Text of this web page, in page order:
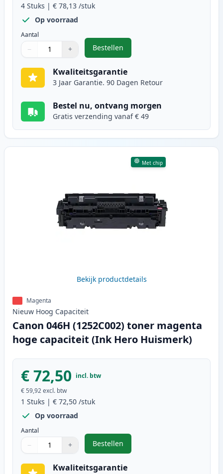
4 Stuks | € 78,13 /stuk
Op voorraad
Aantal
Gebruik de knoppen om aan te passen
− +
1
Bestellen
,4 stuks Canon 046H toner hoge
Kwaliteitsgarantie
3 Jaar Garantie. 90 Dagen Retour
Bestel nu, ontvang morgen
Gratis verzending vanaf € 49
Met chip
Bekijk productdetails
Magenta
Nieuw Hoog Capaciteit
Canon 046H (1252C002) toner magenta
hoge capaciteit (Ink Hero Huismerk)
€ 72,50 incl. btw
€ 59,92excl. btw
1 Stuks | € 72,50 /stuk
Op voorraad
Aantal
Gebruik de knoppen om aan te passen
− +
1
Bestellen
,Canon 046H (1252C002) toner
Kwaliteitsgarantie